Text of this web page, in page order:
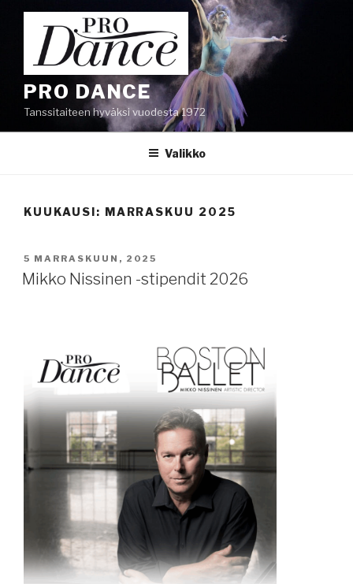
Siirry
sisältöön
PRO DANCE
Tanssitaiteen hyväksi vuodesta 1972
Valikko
KUUKAUSI: MARRASKUU 2025
JULKAISTU
5 MARRASKUUN, 2025
Mikko Nissinen -stipendit 2026